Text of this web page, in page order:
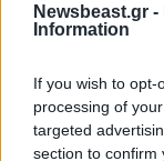
Newsbeast.gr -
Information
If you wish to
processing of
targeted
section to confirm